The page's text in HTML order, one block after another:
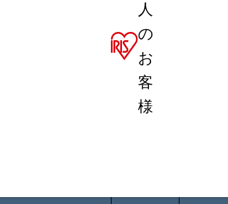
人
の
お
客
様